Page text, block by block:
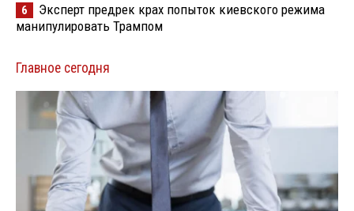
6
Эксперт предрек крах попыток киевского режима
манипулировать Трампом
Главное сегодня